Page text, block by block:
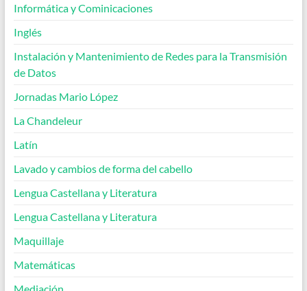
Informática y Cominicaciones
Inglés
Instalación y Mantenimiento de Redes para la Transmisión
de Datos
Jornadas Mario López
La Chandeleur
Latín
Lavado y cambios de forma del cabello
Lengua Castellana y Literatura
Lengua Castellana y Literatura
Maquillaje
Matemáticas
Mediación